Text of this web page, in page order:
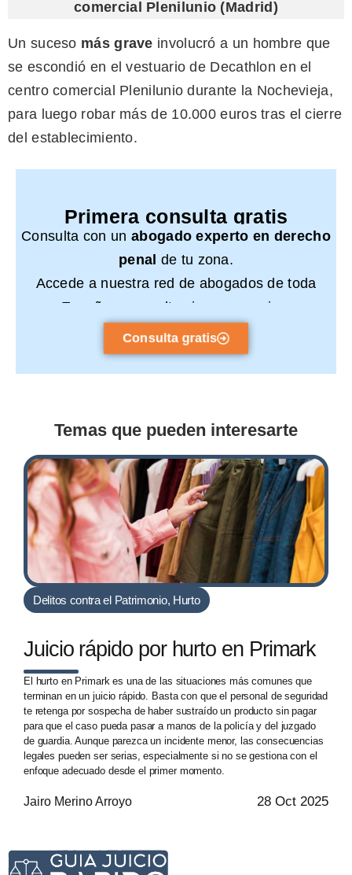
comercial Plenilunio (Madrid)
Un suceso más grave involucró a un hombre que
se escondió en el vestuario de Decathlon en el
centro comercial Plenilunio durante la Nochevieja,
para luego robar más de 10.000 euros tras el cierre
del establecimiento.
Primera consulta gratis
Consulta con un abogado experto en derecho
penal de tu zona.
Accede a nuestra red de abogados de toda
España y consulta sin compromiso.
Consulta gratis
Temas que pueden interesarte
Delitos contra el Patrimonio, Hurto
Juicio rápido por hurto en Primark
El hurto en Primark es una de las situaciones más comunes que
terminan en un juicio rápido. Basta con que el personal de seguridad
te retenga por sospecha de haber sustraído un producto sin pagar
para que el caso pueda pasar a manos de la policía y del juzgado
de guardia. Aunque parezca un incidente menor, las consecuencias
legales pueden ser serias, especialmente si no se gestiona con el
enfoque adecuado desde el primer momento.
Jairo Merino Arroyo 28 Oct 2025